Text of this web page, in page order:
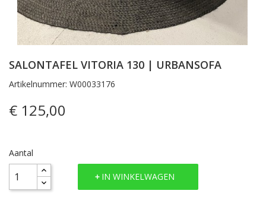
SALONTAFEL VITORIA 130 | URBANSOFA
Artikelnummer: W00033176
€ 125,00
Aantal
IN WINKELWAGEN